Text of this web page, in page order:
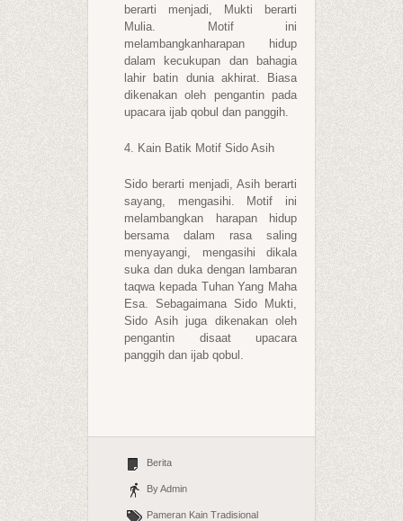
berarti menjadi, Mukti berarti
Mulia. Motif ini
melambangkanharapan hidup
dalam kecukupan dan bahagia
lahir batin dunia akhirat. Biasa
dikenakan oleh pengantin pada
upacara ijab qobul dan panggih.
4. Kain Batik Motif Sido Asih
Sido berarti menjadi, Asih berarti
sayang, mengasihi. Motif ini
melambangkan harapan hidup
bersama dalam rasa saling
menyayangi, mengasihi dikala
suka dan duka dengan lambaran
taqwa kepada Tuhan Yang Maha
Esa. Sebagaimana Sido Mukti,
Sido Asih juga dikenakan oleh
pengantin disaat upacara
panggih dan ijab qobul.
Berita
By Admin
Pameran Kain Tradisional